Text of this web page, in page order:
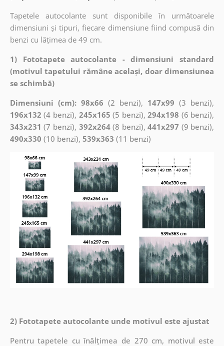
Tapetele autocolante sunt disponibile în următoarele
dimensiuni și tipuri, fiecare dimensiune fiind compusă din
benzi cu lățimea de 49 cm.
1) Fototapete autocolante - dimensiuni standard
(motivul tapetului rămâne același, doar dimensiunea
se schimbă)
Dimensiuni (cm): 98x66 (2 benzi), 147x99 (3 benzi),
196x132 (4 benzi), 245x165 (5 benzi),294x198 (6 benzi),
343x231 (7 benzi), 392x264(8 benzi),441x297 (9 benzi),
490x330 (10 benzi), 539x363 (11 benzi)
2) Fototapete autocolante unde motivul este ajustat
Pentru tapetele cu înălțimea de 270 cm, motivul este